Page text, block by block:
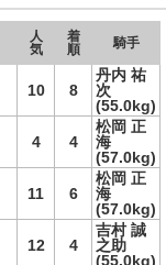
人
気
着
順
騎手
10 8
丹内 祐
次
(55.0kg)
4 4
松岡 正
海
(57.0kg)
11 6
松岡 正
海
(57.0kg)
12 4
吉村 誠
之助
(55.0kg)